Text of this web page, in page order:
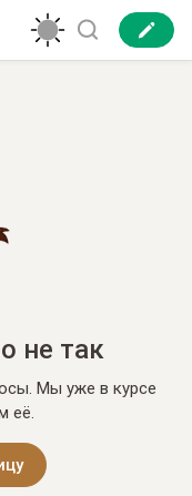
не так
Мы уже в курсе
её.